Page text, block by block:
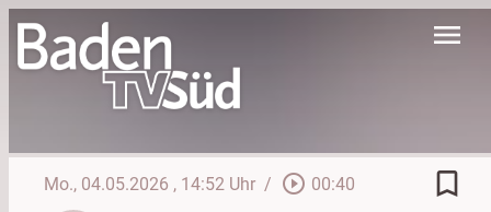
menu
Mo., 04.05.2026 , 14:52 Uhr / play_circle_outline 00:40 bookmark_border